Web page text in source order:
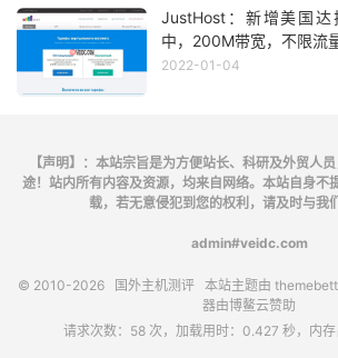
JustHost：新增美国
中，200M带宽，不限流
2022-01-04
【声明】：本站宗旨是为方便站长、科研及外贸人
途！站内所有内容及资源，均来自网络。本站自身不
载，若无意侵犯到您的权利，请及时与我
admin#veidc.com
© 2010-2026 国外主机测评本站主题由
器由博鳌云赞助
请求次数：58 次，加载用时：0.427 秒，内